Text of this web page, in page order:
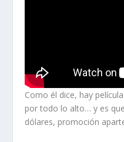
Como él dice, hay
por todo lo alto… y es
dólares, promoción